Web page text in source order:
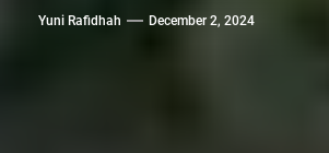
Yuni Rafidhah December 2, 2024